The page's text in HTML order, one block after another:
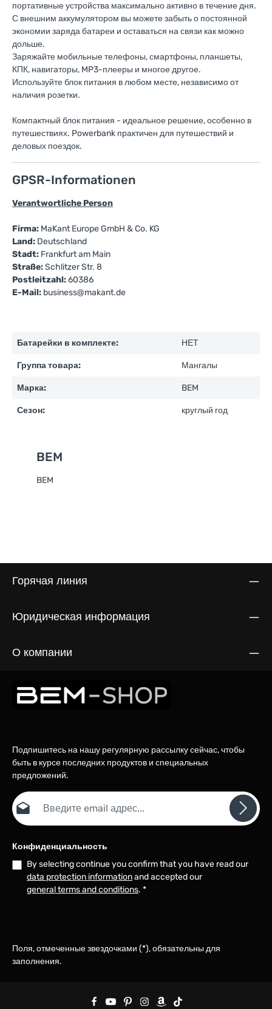
портативные устройства максимально активно в течение дня.
С внешним аккумулятором вы можете забыть о постоянной
экономии заряда батареи и оставаться на связи как можно
дольше.
Заряжайте мобильные телефоны, смартфоны, планшеты,
КПК, навигаторы, MP3-плееры и многое другое.
Используйте блок питания в любом месте, независимо от
наличия розетки.
Компактный блок питания - идеальное решение, особенно в
путешествиях. Powerbank практичен для путешествий и
деловых поездок.
GPSR-Informationen
Verantwortliche Person
Firma: MaKant Europe GmbH & Co. KG
Land: Deutschland
Stadt: Frankfurt am Main
Straße:Schlitzer Str. 8
Postleitzahl:60386
E-Mail: business@makant.de
Батарейки в комплекте: НЕТ
Группа товара: Мангалы
Марка: BEM
Сезон: круглый год
BEM
BEM
Горячая линия
Юридическая информация
О компании
Подпишитесь на нашу регулярную рассылку сейчас, чтобы
быть в курсе последних продуктов и специальных
предложений.
Email адрес*
Конфиденциальность
By selecting continue you confirm that you have read our
data protection informationand accepted our
general terms and conditions. *
Поля, отмеченные звездочками (*), обязательны для
заполнения.